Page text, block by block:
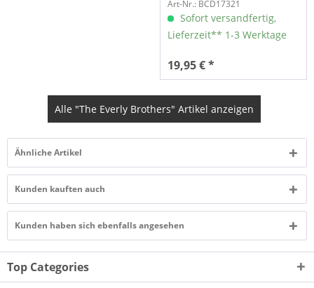
Art-Nr.: BCD17321
Sofort versandfertig,
Lieferzeit** 1-3 Werktage
19,95 € *
Alle "The Everly Brothers" Artikel anzeigen
Ähnliche Artikel
Kunden kauften auch
Kunden haben sich ebenfalls angesehen
Top Categories